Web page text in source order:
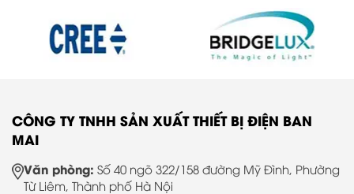
CÔNG TY TNHH SẢN XUẤT THIẾT BỊ ĐIỆN BAN
MAI
Văn phòng: Số 40 ngõ 322/158 đường Mỹ Đình, Phường
Từ Liêm, Thành phố Hà Nội